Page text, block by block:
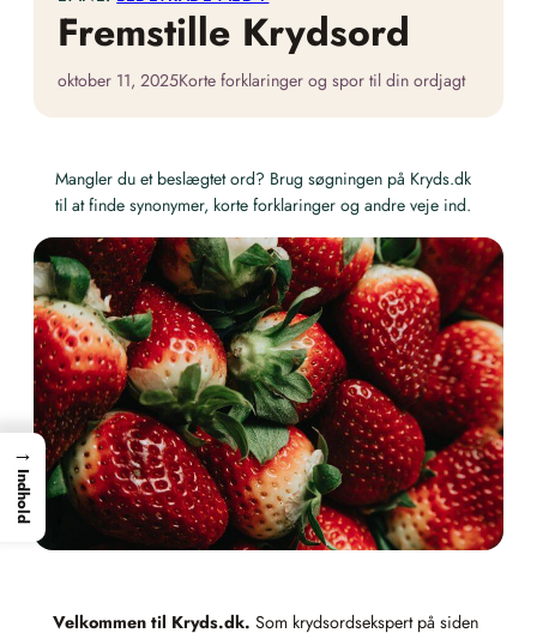
Fremstille Krydsord
oktober 11, 2025Korte forklaringer og spor til din ordjagt
Mangler du et beslægtet ord? Brug søgningen på Kryds.dk
til at finde synonymer, korte forklaringer og andre veje ind.
Velkommen til Kryds.dk. Som krydsordsekspert på siden
→
Indhold